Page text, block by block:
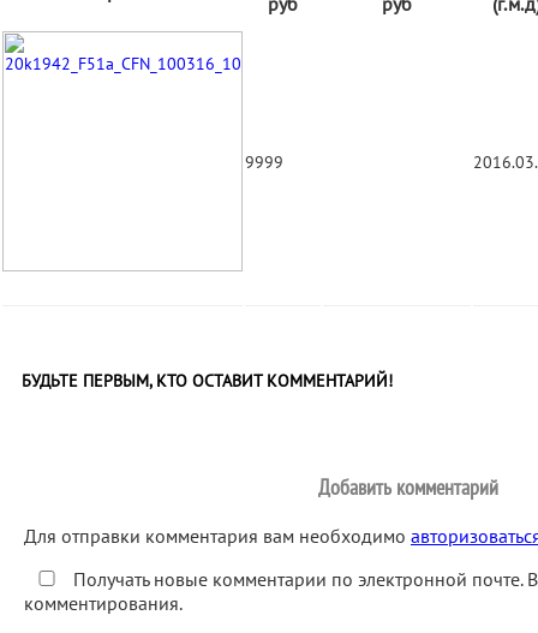
9999
БУДЬТЕ ПЕРВЫМ, КТО ОСТАВИТ КОММЕНТАРИЙ!
Добавить комментарий
Для отправки комментария вам необходимо
Получать новые комментарии по электронной почте.
комментирования.